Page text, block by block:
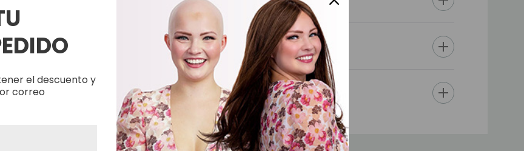
natural, la transición al encaje de diamantes es imperceptible
55 cm De adelante hacia atrás: 34 cm De oreja a oreja
lígera a mediana del 110%
el descuento y
correo